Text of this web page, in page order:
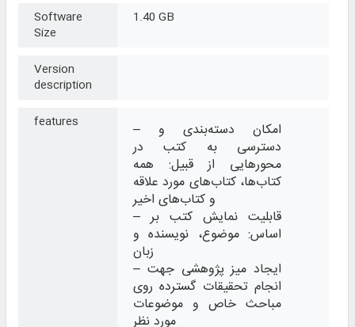
Software
Size
1.40 GB
Version
description
features
– امکان دسته‌بندی و
دسترسی به کتب در
محورهایی از قبیل: همه
کتاب‌ها، کتاب‌های مورد علاقه
– قابلیت نمایش کتب بر
اساس: موضوع، نویسنده و
– ایجاد میز پژوهشی جهت
انجام تحقیقات گسترده روی
مباحث خاص و موضوعات